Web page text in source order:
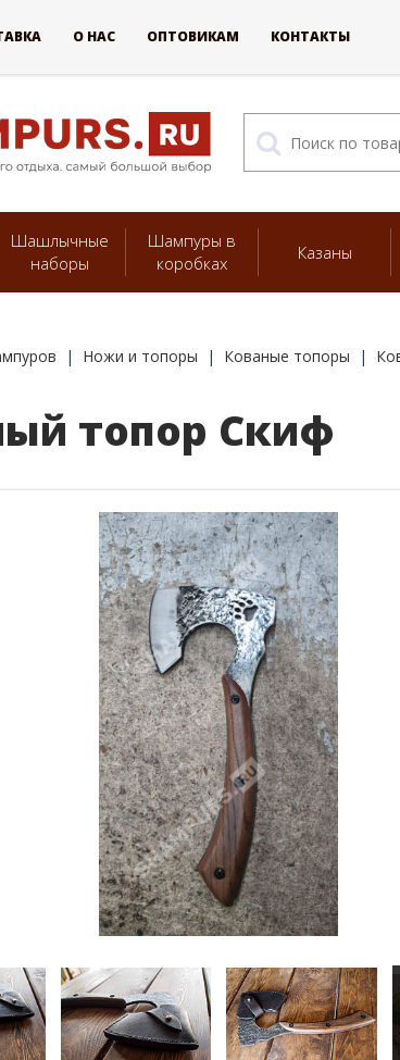
Шашлычные
наборы
Шампуры в
коробках
Казаны
Ножи и топоры Кованые топоры
топор Скиф
О НАС ОПТОВИКАМ КОНТАКТЫ